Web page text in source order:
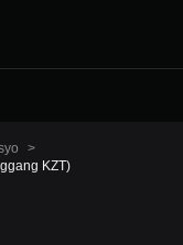
>
KZT)